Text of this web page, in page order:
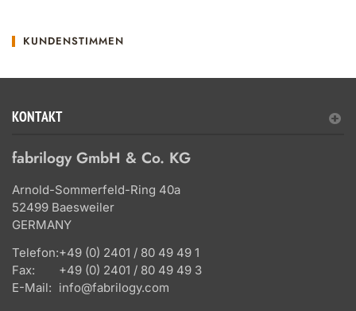
KUNDENSTIMMEN
KONTAKT
fabrilogy GmbH & Co. KG
Arnold-Sommerfeld-Ring 40a
52499 Baesweiler
GERMANY
Telefon:+49 (0) 2401 / 80 49 49 1
Fax:
+49 (0) 2401 / 80 49 49 3
E-Mail: info@fabrilogy.com